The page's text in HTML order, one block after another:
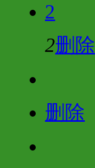
2
2删除
删除